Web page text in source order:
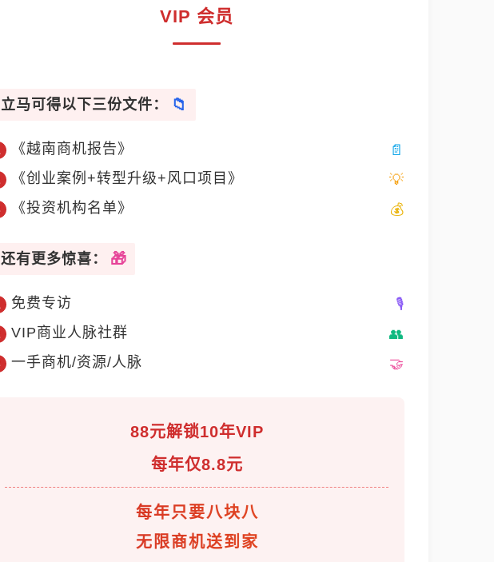
VIP 会员
立马可得以下三份文件：
《越南商机报告》
《创业案例+转型升级+风口项目》
《投资机构名单》
还有更多惊喜：
免费专访
VIP商业人脉社群
一手商机/资源/人脉
88元解锁10年VIP
每年仅8.8元
每年只要八块八
无限商机送到家